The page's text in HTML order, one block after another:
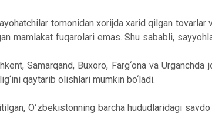
tomonidan xorijda xarid qilgan tovarlar
mamlakat fuqarolari emas. Shu sababli,
Samarqand, Buxoro, Farg‘ona va Urganchda
qaytarib olishlari mumkin bo‘ladi.
Oʻzbekistonning barcha hududlaridagi